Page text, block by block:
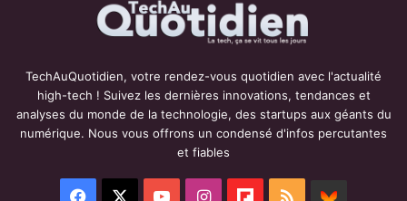
TechAuQuotidien, votre rendez-vous quotidien avec l'actualité
high-tech ! Suivez les dernières innovations, tendances et
analyses du monde de la technologie, des startups aux géants du
numérique. Nous vous offrons un condensé d'infos percutantes
et fiables
Facebook YouTubeInstagramFlipboard
RSS